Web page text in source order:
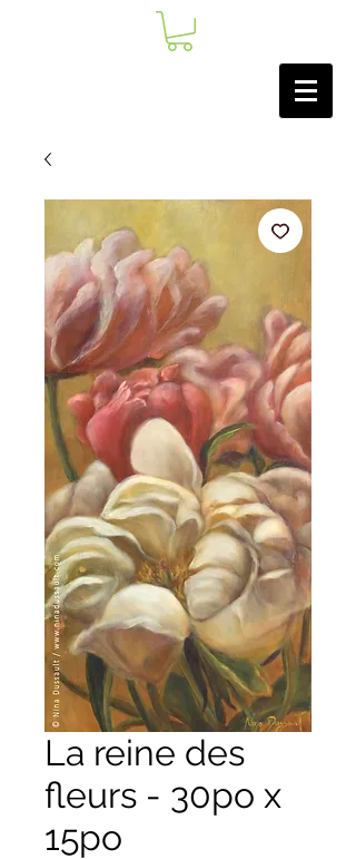
La reine des
fleurs - 30po x
15po